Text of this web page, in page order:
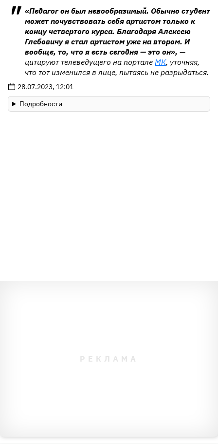
«Педагог он был невообразимый. Обычно студент
может почувствовать себя артистом только к
концу четвертого курса. Благодаря Алексею
Глебовичу я стал артистом уже на втором. И
вообще, то, что я есть сегодня — это он», —
цитируют телеведущего на портале МК, уточняя,
что тот изменился в лице, пытаясь не разрыдаться.
28.07.2023, 12:01
Подробности